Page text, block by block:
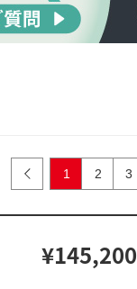
1 2 3
¥145,200